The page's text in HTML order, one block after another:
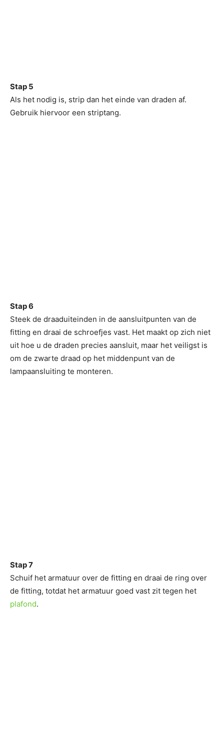
Stap 5
Als het nodig is, strip dan het einde van draden af.
Gebruik hiervoor een striptang.
Stap 6
Steek de draaduiteinden in de aansluitpunten van de
fitting en draai de schroefjes vast. Het maakt op zich niet
uit hoe u de draden precies aansluit, maar het veiligst is
om de zwarte draad op het middenpunt van de
lampaansluiting te monteren.
Stap 7
Schuif het armatuur over de fitting en draai de ring over
de fitting, totdat het armatuur goed vast zit tegen het
plafond.